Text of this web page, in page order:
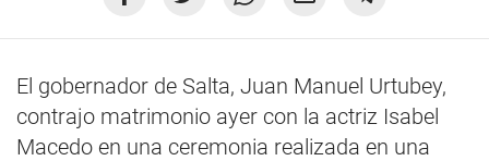
El gobernador de Salta, Juan Manuel Urtubey,
contrajo matrimonio ayer con la actriz Isabel
Macedo en una ceremonia realizada en una